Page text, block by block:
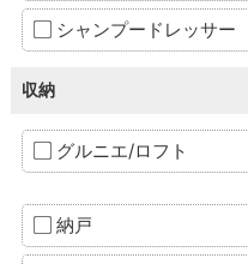
シャンプードレッサー
収納
グルニエ/ロフト
納戸